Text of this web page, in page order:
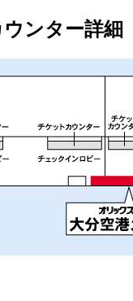
ンター詳細